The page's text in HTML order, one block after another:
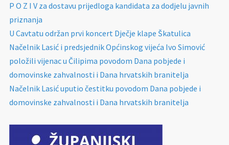
P O Z I V za dostavu prijedloga kandidata za dodjelu javnih
priznanja
U Cavtatu održan prvi koncert Dječje klape Škatulica
Načelnik Lasić i predsjednik Općinskog vijeća Ivo Simović
položili vijenac u Čilipima povodom Dana pobjede i
domovinske zahvalnosti i Dana hrvatskih branitelja
Načelnik Lasić uputio čestitku povodom Dana pobjede i
domovinske zahvalnosti i Dana hrvatskih branitelja